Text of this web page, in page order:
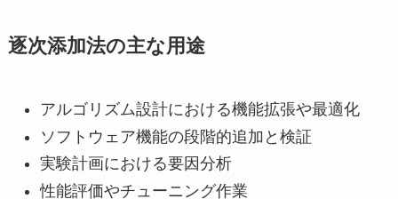
逐次添加法の主な用途
アルゴリズム設計における機能拡張や最適化
ソフトウェア機能の段階的追加と検証
実験計画における要因分析
性能評価やチューニング作業